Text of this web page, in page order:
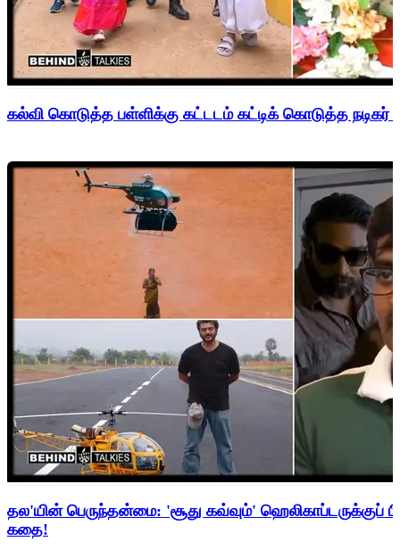
கல்வி கொடுத்த பள்ளிக்கு கட்டடம் கட்டிக் கொடுத்த நடிகர்
தல'யின் பெருந்தன்மை: 'சூது கவ்வும்' ஹெலிகாப்டருக்குப்
கதை!